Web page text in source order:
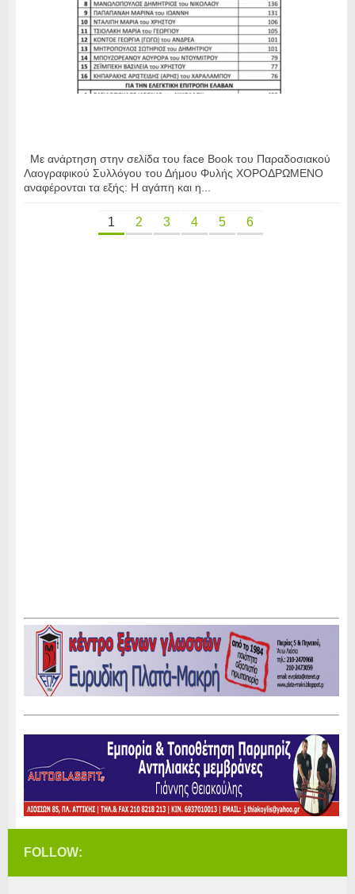
Με ανάρτηση στην σελίδα του face Book του Παραδοσιακού
Λαογραφικού Συλλόγου του Δήμου Φυλής ΧΟΡΟΔΡΩΜΕΝΟ
αναφέρονται τα εξής: Η αγάπη και η...
1 2 3 4 5 6
FOLLOW: